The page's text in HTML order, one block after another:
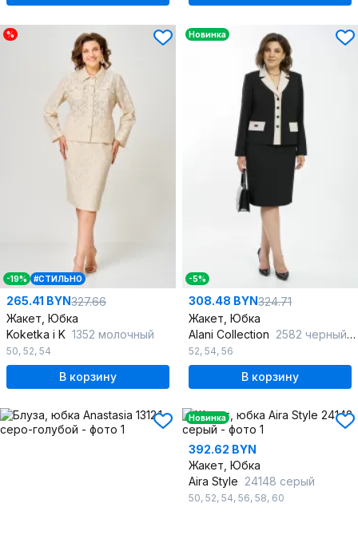
%
-19% #СТИЛЬНО
265.41 BYN327.66
Жакет, Юбка
Koketka i K 1352 молочный
50, 52, 54
В корзину
Новинка
-5%
308.48 BYN324.71
Жакет, Юбка
Alani Collection 2582 черный-молоко
52, 54, 56
В корзину
Новинка
392.62 BYN
Жакет, Юбка
Aira Style 24148 серый
50, 52, 54, 56, 58, 60